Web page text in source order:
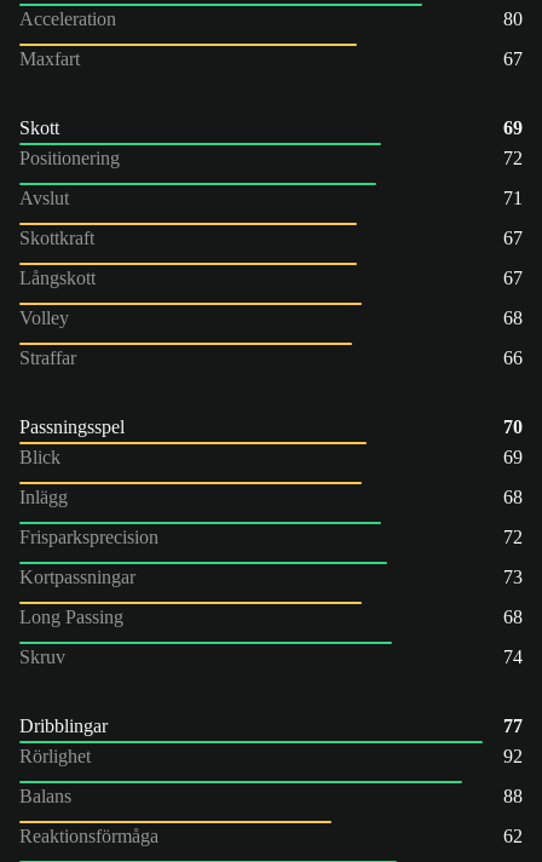
Acceleration
80
Maxfart
67
Skott
69
Positionering
72
Avslut
71
Skottkraft
67
Långskott
67
Volley
68
Straffar
66
Passningsspel
70
Blick
69
Inlägg
68
Frisparksprecision
72
Kortpassningar
73
Long Passing
68
Skruv
74
Dribblingar
77
Rörlighet
92
Balans
88
Reaktionsförmåga
62